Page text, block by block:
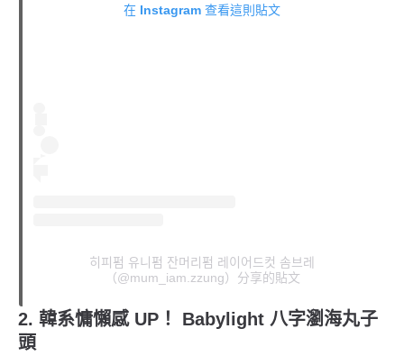
在 Instagram 查看這則貼文
히피펌 유니펌 잔머리펌 레이어드컷 솜브레
（@mum_iam.zzung）分享的貼文
2. 韓系慵懶感 UP！ Babylight 八字瀏海丸子
頭